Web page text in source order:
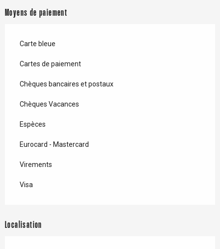
Moyens de paiement
Carte bleue
Cartes de paiement
Chèques bancaires et postaux
Chèques Vacances
Espèces
Eurocard - Mastercard
Virements
Visa
Localisation